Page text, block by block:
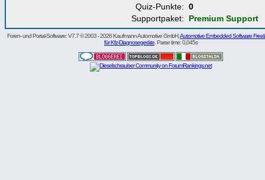
Quiz-Punkte: 0
Supportpaket:
Premium Support
Foren- und Portal-Software: V7.7 © 2003 - 2026 Kaufmann Automotive GmbH,Automotive Embedded Software
für Kfz-Diagnosegeräte . Parse time: 0,045s